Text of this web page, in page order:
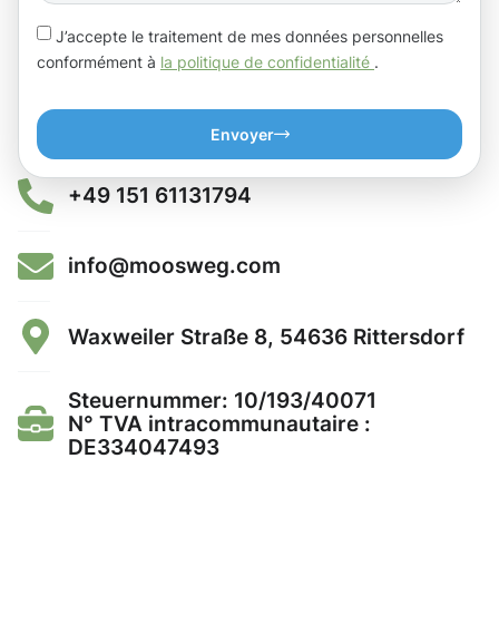
J’accepte le traitement de mes données personnelles
conformément à la politique de confidentialité .
Envoyer
+49 151 61131794
info@moosweg.com
Waxweiler Straße 8, 54636 Rittersdorf
Steuernummer: 10/193/40071
N° TVA intracommunautaire :
DE334047493